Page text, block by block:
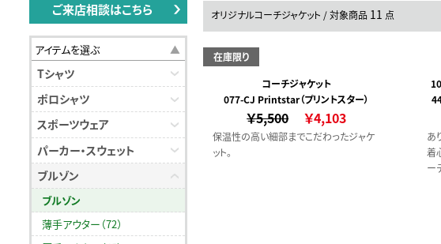
ご来店相談はこちら
アイテムを選ぶ
Tシャツ
ポロシャツ
スポーツウェア
パーカー・スウェット
ブルゾン
ブルゾン
薄手アウター（72）
オリジナルコーチジャケット / 対象商品 11 点
在庫限り
コーチジャケット
077-CJ Printstar（プリントスター）
￥5,500 ￥4,103
保温性の高い細部までこだわったジャケ
ット。
あ
着
ー